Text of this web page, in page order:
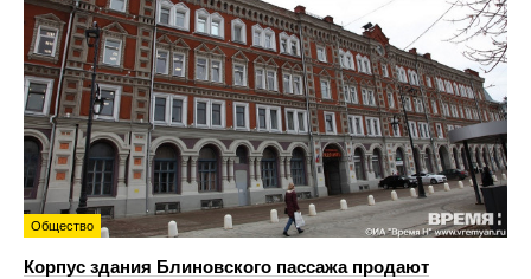
Общество
Корпус здания Блиновского пассажа продают